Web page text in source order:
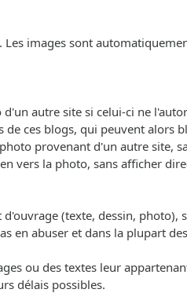
images sont
autre site si celui-ci ne
ces blogs, qui peuvent alors
provenant d'un autre site,
vers la photo, sans afficher
(texte, dessin,
en abuser et dans la plupart
ou des textes leur
délais possibles.